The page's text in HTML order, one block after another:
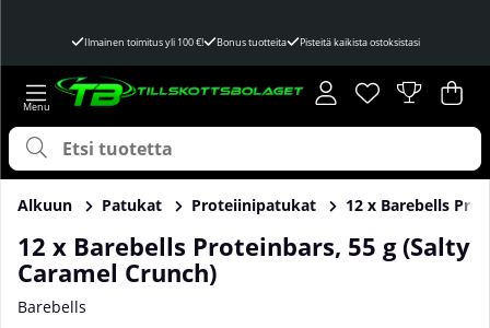
Ilmainen toimitus yli 100 €! Bonus tuotteita Pisteitä kaikista ostoksistasi
Toivelista
Lukumäärä
. .
Alkuun Patukat Proteiinipatukat 12 x Barebells
12 x Barebells Proteinbars, 55 g (Salty
Caramel Crunch)
Barebells